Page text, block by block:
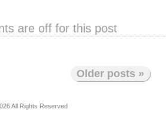
are off for this post
Older posts »
All Rights Reserved